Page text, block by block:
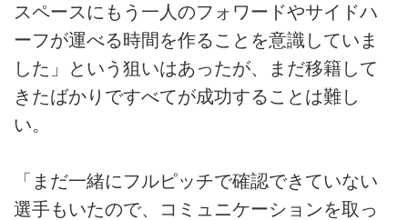
スペースにもう一人のフォワードやサイドハ
ーフが運べる時間を作ることを意識していま
した」という狙いはあったが、まだ移籍して
きたばかりですべてが成功することは難し
い。
「まだ一緒にフルピッチで確認できていない
選手もいたので、コミュニケーションを取っ